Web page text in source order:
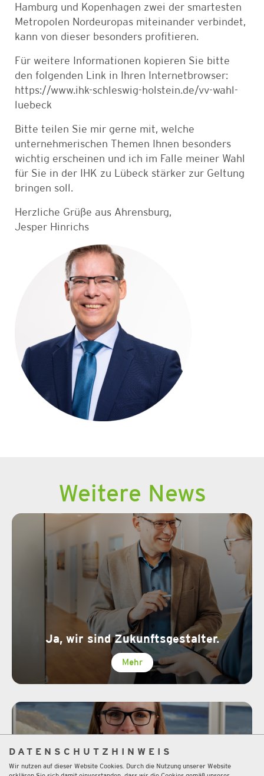
DATENSCHUTZHINWEIS
Wir nutzen auf dieser Website Cookies. Durch die Nutzung unserer Website
Hamburg und Kopenhagen zwei der smartesten
Metropolen Nordeuropas miteinander verbindet,
kann von dieser besonders profitieren.
Für weitere Informationen kopieren Sie bitte
den folgenden Link in Ihren Internetbrowser:
https://www.ihk-schleswig-holstein.de/vv-wahl-
luebeck
Bitte teilen Sie mir gerne mit, welche
unternehmerischen Themen Ihnen besonders
wichtig erscheinen und ich im Falle meiner Wahl
für Sie in der IHK zu Lübeck stärker zur Geltung
bringen soll.
Herzliche Grüße aus Ahrensburg,
Jesper Hinrichs
Weitere News
Ja, wir sind Zukunftsgestalter.
Mehr